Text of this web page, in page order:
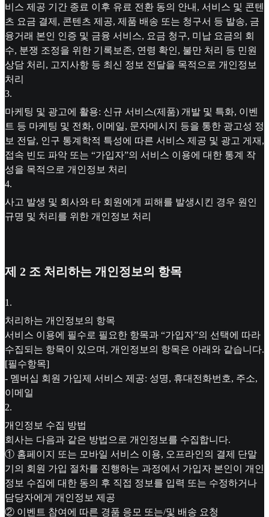
비스 제공 기간 종료 이후 유료 전환 동의 안내, 서비스 및 콘텐
츠 요금 결제, 콘텐츠 제공, 제품 배송 또는 청구서 등 발송, 금
융거래 본인 인증 및 금융 서비스, 요금 청구, 미납 요금의 회
수, 분쟁 조정을 위한 기록보존, 연령 확인, 불만 처리 등 민원
상담 처리, 고지사항 등 최신 정보 전달을 목적으로 개인정보
처리
3.
마케팅 및 광고에 활용: 신규 서비스(제품) 개발 및 특화, 이벤
트 등 마케팅 및 전화, 이메일, 문자메시지 등을 통한 광고성 정
보 전달, 인구 통계학적 특성에 따른 서비스 제공 및 광고 게재,
접속 빈도 파악 또는 “가입자”의 서비스 이용에 대한 통계 작
성을 목적으로 개인정보 처리
4.
사고 발생 및 회사와 타 회원에게 피해를 발생시킨 경우 원인
규명 및 처리를 위한 개인정보 처리
제 2 조 처리하는 개인정보의 항목
1 .
처리하는 개인정보의 항목
서비스 이용에 필수로 필요한 항목과 “가입자”의 선택에 따라
수집되는 항목이 있으며, 개인정보의 항목은 아래와 같습니다.
[필수항목]
- 멤버십 회원 가입제 서비스 제공: 성명, 휴대전화번호, 주소,
이메일
2.
개인정보 수집 방법
회사는 다음과 같은 방법으로 개인정보를 수집합니다.
① 홈페이지 또는 모바일 서비스 이용, 오프라인의 결제 단말
기의 회원 가입 절차를 진행하는 과정에서 가입자 본인이 개인
정보 수집에 대한 동의 후 직접 정보를 입력 또는 수정하거나
담당자에게 개인정보 제공
② 이벤트 참여에 따른 경품 응모 또는/및 배송 요청